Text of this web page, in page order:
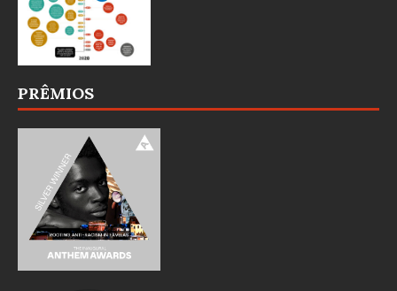
PRÊMIOS